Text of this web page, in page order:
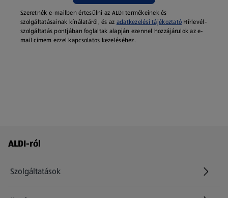
Szeretnék e-mailben értesülni az ALDI termékeinek és
szolgáltatásainak kínálatáról, és az adatkezelési tájékoztató Hírlevél-
szolgáltatás pontjában foglaltak alapján ezennel hozzájárulok az e-
mail címem ezzel kapcsolatos kezeléséhez.
Láblécmenü - további linkek
ALDI-ról
Szolgáltatások